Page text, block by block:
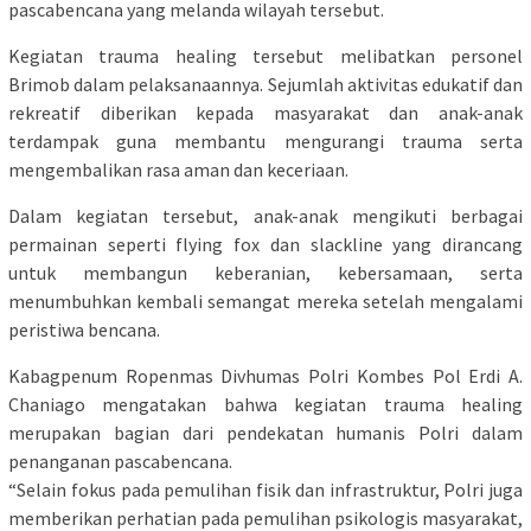
pascabencana yang melanda wilayah tersebut.
Kegiatan trauma healing tersebut melibatkan personel
Brimob dalam pelaksanaannya. Sejumlah aktivitas edukatif dan
rekreatif diberikan kepada masyarakat dan anak-anak
terdampak guna membantu mengurangi trauma serta
mengembalikan rasa aman dan keceriaan.
Dalam kegiatan tersebut, anak-anak mengikuti berbagai
permainan seperti flying fox dan slackline yang dirancang
untuk membangun keberanian, kebersamaan, serta
menumbuhkan kembali semangat mereka setelah mengalami
peristiwa bencana.
Kabagpenum Ropenmas Divhumas Polri Kombes Pol Erdi A.
Chaniago mengatakan bahwa kegiatan trauma healing
merupakan bagian dari pendekatan humanis Polri dalam
penanganan pascabencana.
“Selain fokus pada pemulihan fisik dan infrastruktur, Polri juga
memberikan perhatian pada pemulihan psikologis masyarakat,